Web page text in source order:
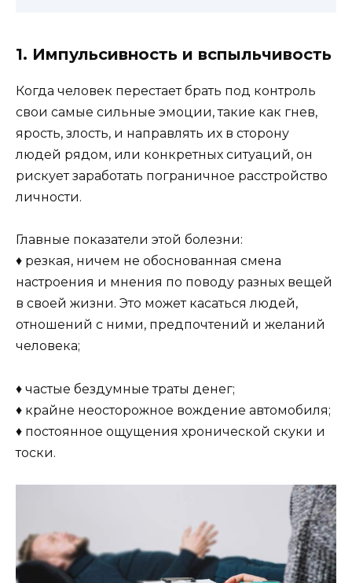
1. Импульсивность и вспыльчивость
Когда человек перестает брать под контроль
свои самые сильные эмоции, такие как гнев,
ярость, злость, и направлять их в сторону
людей рядом, или конкретных ситуаций, он
рискует заработать пограничное расстройство
личности.
Главные показатели этой болезни:
♦ резкая, ничем не обоснованная смена
настроения и мнения по поводу разных вещей
в своей жизни. Это может касаться людей,
отношений с ними, предпочтений и желаний
человека;
♦ частые бездумные траты денег;
♦ крайне неосторожное вождение автомобиля;
♦ постоянное ощущения хронической скуки и
тоски.